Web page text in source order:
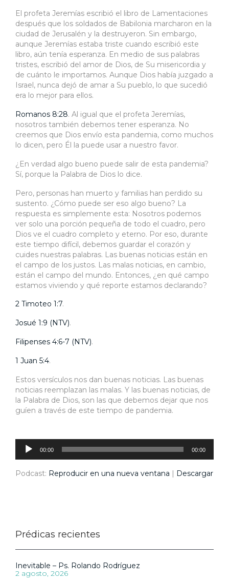
El profeta Jeremías escribió el libro de Lamentaciones
después que los soldados de Babilonia marcharon en la
ciudad de Jerusalén y la destruyeron. Sin embargo,
aunque Jeremías estaba triste cuando escribió este
libro, aún tenía esperanza. En medio de sus palabras
tristes, escribió del amor de Dios, de Su misericordia y
de cuánto le importamos. Aunque Dios había juzgado a
Israel, nunca dejó de amar a Su pueblo, lo que sucedió
era lo mejor para ellos.
Romanos 8:28. Al igual que el profeta Jeremías,
nosotros también debemos tener esperanza. No
creemos que Dios envío esta pandemia, como muchos
lo dicen, pero Él la puede usar a nuestro favor.
¿En verdad algo bueno puede salir de esta pandemia?
Sí, porque la Palabra de Dios lo dice.
Pero, personas han muerto y familias han perdido su
sustento. ¿Cómo puede ser eso algo bueno? La
respuesta es simplemente esta: Nosotros podemos
ver solo una porción pequeña de todo el cuadro, pero
Dios ve el cuadro completo y eterno. Por eso, durante
este tiempo difícil, debemos guardar el corazón y
cuides nuestras palabras. Las buenas noticias están en
el campo de los justos. Las malas noticias, en cambio,
están el campo del mundo. Entonces, ¿en qué campo
estamos viviendo y qué reporte estamos declarando?
2 Timoteo 1:7.
Josué 1:9 (NTV).
Filipenses 4:6-7 (NTV).
1 Juan 5:4.
Estos versículos nos dan buenas noticias. Las buenas
noticias reemplazan las malas. Y las buenas noticias, de
la Palabra de Dios, son las que debemos dejar que nos
guíen a través de este tiempo de pandemia.
Reproductor
audio 00:00 00:00
Podcast: Reproducir en una nueva ventana | Descargar
Prédicas recientes
Inevitable – Ps. Rolando Rodríguez
2 agosto, 2026